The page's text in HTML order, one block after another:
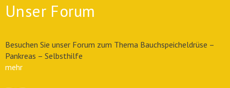
Unser Forum
Besuchen Sie unser Forum zum Thema Bauchspeicheldrüse –
Pankreas – Selbsthilfe
mehr